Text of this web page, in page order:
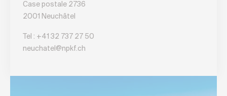
Case postale 2736
2001 Neuchâtel
Tel : +41 32 737 27 50
neuchatel@npkf.ch